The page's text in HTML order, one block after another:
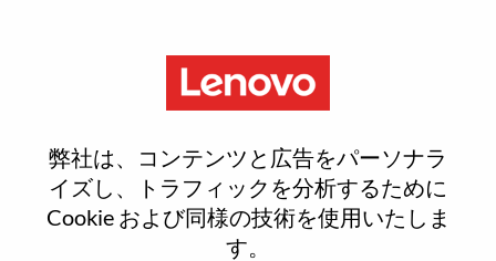
弊社は、コンテンツと広告をパーソナラ
イズし、トラフィックを分析するために
Cookie および同様の技術を使用いたしま
す。
Reset password
本当にパスワードをリセットします